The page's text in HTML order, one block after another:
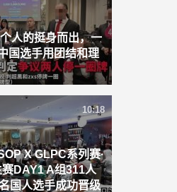
人的挺身而出，一
国选手用团结和理
X GLPC系列赛·
DAY1 A组311人
国人选手成功晋级
10:18